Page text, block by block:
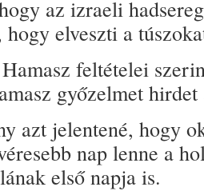
az izraeli
elveszti a
feltételei
győzelmet
azt jelentené, hogy
nap lenne a
első napja is.